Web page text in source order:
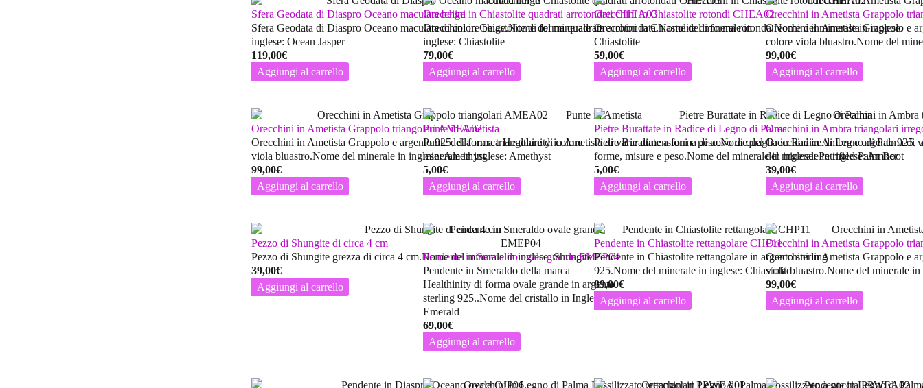
Sfera Geodata di Diaspro Oceano maculata beige
Sfera Geodata di Diaspro Oceano maculata di colore beige.Nome del minerale in
inglese: Ocean Jasper
119,00€
Aggiungi al carrello
Orecchini in Chiastolite quadrati arrotondati CHEA03
Orecchini in Chiastolite di forma quadrata arrotondata.Nome del minerale in
inglese: Chiastolite
79,00€
Aggiungi al carrello
Orecchini in Chiastolite rotondi CHEA02
Orecchini in Chiastolite di forma rotonda.Nome del minerale in inglese:
Chiastolite
59,00€
Aggiungi al carrello
Orecchini in Ametista Grappolo
Orecchini in Ametista Grappolo e
colore viola bluastro.Nome del
99,00€
Aggiungi al carrello
Orecchini in Ametista Grappolo triangolari AMEA02
Orecchini in Ametista Grappolo e argento 925, di forma triangolare di colore
viola bluastro.Nome del minerale in inglese: Amethyst
99,00€
Aggiungi al carrello
Punte in Ametista
Punte della marca Healthinity in Ametista di varie dimensioni e peso.Nome del
minerale in inglese: Amethyst
5,00€
Aggiungi al carrello
Pietre Burattate in Radice di Legno di Palma
Pietre Burattate a forma di uovo di quaglia in Radice di Legno di Palma di
forme, misure e peso.Nome del minerale in inglese: Petrified Palm Root
5,00€
Aggiungi al carrello
Orecchini in Ambra triangolari
Orecchini in Ambra e argento 925,
del minerale in inglese: Amber
39,00€
Aggiungi al carrello
Pezzo di Shungite di circa 4 cm
Pezzo di Shungite grezza di circa 4 cm.Nome del minerale in inglese: Shungite
39,00€
Aggiungi al carrello
Pendente in Smeraldo ovale grande EMEP04
Pendente in Smeraldo della marca
Healthinity di forma ovale grande in argento
sterling 925..Nome del cristallo in Inglese:
Emerald
69,00€
Aggiungi al carrello
Pendente in Chiastolite rettangolare CHP11
Pendente in Chiastolite rettangolare in argento sterling
925.Nome del minerale in inglese: Chiastolite
89,00€
Aggiungi al carrello
Orecchini in Ametista Grappolo
Orecchini in Ametista Grappolo e
viola bluastro.Nome del minerale in
99,00€
Aggiungi al carrello